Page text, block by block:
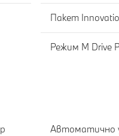
Пакет
Режим M Drive
Автоматично